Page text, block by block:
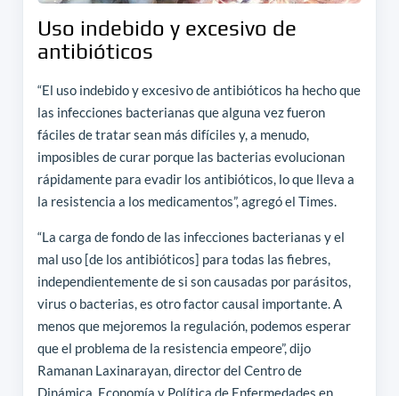
Uso indebido y excesivo de
antibióticos
“El uso indebido y excesivo de antibióticos ha hecho que
las infecciones bacterianas que alguna vez fueron
fáciles de tratar sean más difíciles y, a menudo,
imposibles de curar porque las bacterias evolucionan
rápidamente para evadir los antibióticos, lo que lleva a
la resistencia a los medicamentos”, agregó el Times.
“La carga de fondo de las infecciones bacterianas y el
mal uso [de los antibióticos] para todas las fiebres,
independientemente de si son causadas por parásitos,
virus o bacterias, es otro factor causal importante. A
menos que mejoremos la regulación, podemos esperar
que el problema de la resistencia empeore”, dijo
Ramanan Laxinarayan, director del Centro de
Dinámica, Economía y Política de Enfermedades en